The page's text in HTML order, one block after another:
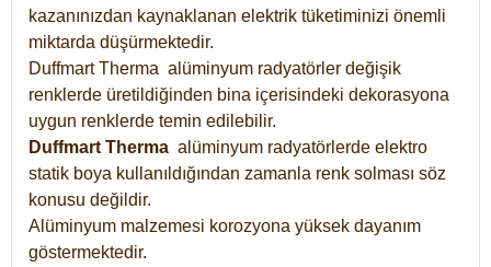
kazanınızdan kaynaklanan elektrik tüketiminizi önemli
miktarda düşürmektedir.
Duffmart Therma alüminyum radyatörler değişik
renklerde üretildiğinden bina içerisindeki dekorasyona
uygun renklerde temin edilebilir.
Duffmart Therma alüminyum radyatörlerde elektro
statik boya kullanıldığından zamanla renk solması söz
konusu değildir.
Alüminyum malzemesi korozyona yüksek dayanım
göstermektedir.